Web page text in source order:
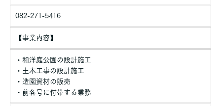
ご本人の照会
お客さまがご本人の個人情報の照会・修正・削除などをご希望さ
れる場合には、ご本人であることを確認の上、対応させていただ
きます。
法令、規範の遵守と見直し
当社は、保有する個人情報に関して適用される日本の法令、その
他規範を遵守するとともに、本ポリシーの内容を適宜見直し、そ
の改善に努めます。
082-271-5416
【事業内容】
・和洋庭公園の設計施工
・土木工事の設計施工
・造園資材の販売
・前各号に付帯する業務